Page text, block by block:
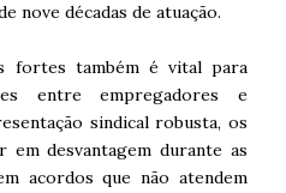
nove décadas de atuação.
fortes também é vital para
entre empregadores e
sindical robusta, os
em desvantagem durante as
acordos que não atendem